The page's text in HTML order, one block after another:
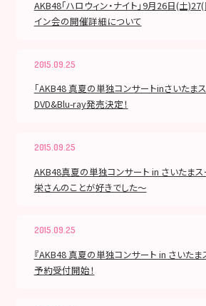
AKB48「ハロウィン・ナイト」9月26日(土
イン会の開催詳細について
2015.09.25
「AKB48 真夏の単独コンサートinさいたま
DVD&Blu-ray発売決定！
2015.09.25
AKB48真夏の単独コンサート in さいたま
栄さんのことが好きでした～
2015.09.25
『AKB48 真夏の単独コンサート in さいたま
予約受付開始！